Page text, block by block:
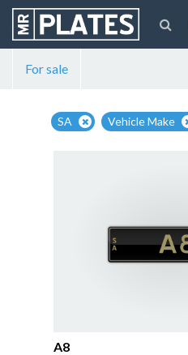
For sale
SA Vehicle Make
A8